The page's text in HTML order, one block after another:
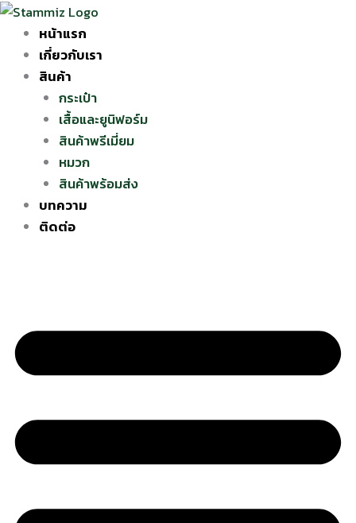
Skip
content
หน้าแรก
เกี่ยวกับเรา
สินค้า
กระเป๋า
เสื้อและยูนิฟอร์ม
สินค้าพรีเมี่ยม
หมวก
สินค้าพร้อมส่ง
บทความ
ติดต่อ